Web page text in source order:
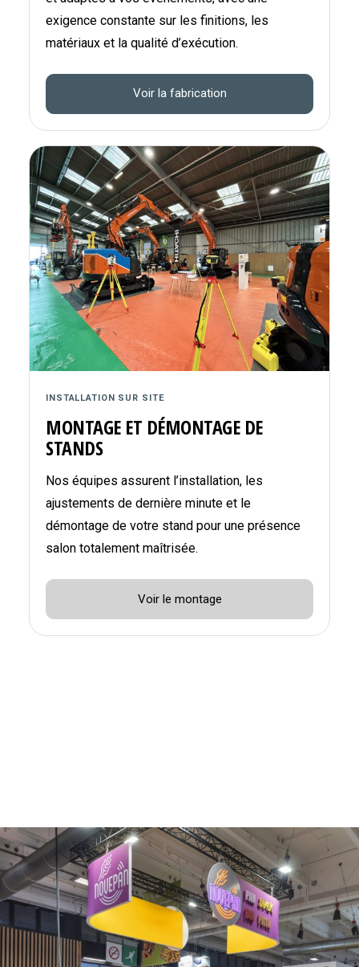
exigence constante sur les finitions, les
matériaux et la qualité d’exécution.
Voir la fabrication
INSTALLATION SUR SITE
MONTAGE ET DÉMONTAGE DE
STANDS
Nos équipes assurent l’installation, les
ajustements de dernière minute et le
démontage de votre stand pour une présence
salon totalement maîtrisée.
Voir le montage